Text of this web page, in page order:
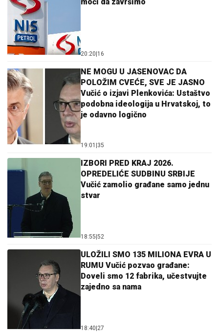
20:20 16
NE MOGU U JASENOVAC DA
POLOŽIM CVEĆE, SVE JE JASNO
Vučić o izjavi Plenkovića: Ustaštvo
podobna ideologija u Hrvatskoj, to
je odavno logično
19:01 35
IZBORI PRED KRAJ 2026.
OPREDELIĆE SUDBINU SRBIJE
Vučić zamolio građane samo jednu
stvar
18:55 52
ULOŽILI SMO 135 MILIONA EVRA U
RUMU Vučić pozvao građane:
Doveli smo 12 fabrika, učestvujte
zajedno sa nama
18:40 27